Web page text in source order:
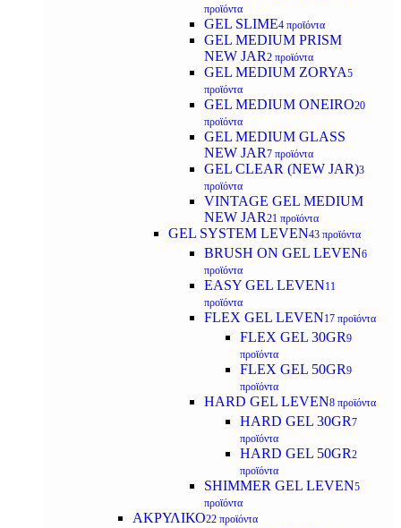
προϊόντα
GEL SLIME4 προϊόντα
GEL MEDIUM PRISM
NEW JAR2 προϊόντα
GEL MEDIUM ZORYA5
προϊόντα
GEL MEDIUM ONEIRO20
προϊόντα
GEL MEDIUM GLASS
NEW JAR7 προϊόντα
GEL CLEAR (NEW JAR)3
προϊόντα
VINTAGE GEL MEDIUM
NEW JAR21 προϊόντα
GEL SYSTEM LEVEN43 προϊόντα
BRUSH ON GEL LEVEN6
προϊόντα
EASY GEL LEVEN11
προϊόντα
FLEX GEL LEVEN17 προϊόντα
FLEX GEL 30GR9
προϊόντα
FLEX GEL 50GR9
προϊόντα
HARD GEL LEVEN8 προϊόντα
HARD GEL 30GR7
προϊόντα
HARD GEL 50GR2
προϊόντα
SHIMMER GEL LEVEN5
προϊόντα
ΑΚΡΥΛΙΚΟ22 προϊόντα